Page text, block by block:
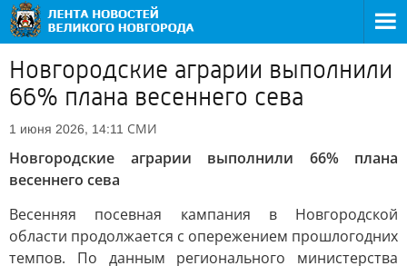
Новгородские аграрии выполнили
66% плана весеннего сева
1 июня 2026, 14:11 СМИ
Новгородские аграрии выполнили 66% плана
весеннего сева
Весенняя посевная кампания в Новгородской
области продолжается с опережением прошлогодних
темпов. По данным регионального министерства